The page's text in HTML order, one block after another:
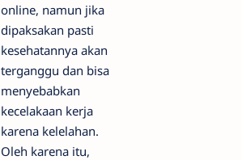
online, namun jika
dipaksakan pasti
kesehatannya akan
terganggu dan bisa
menyebabkan
kecelakaan kerja
karena kelelahan.
Oleh karena itu,